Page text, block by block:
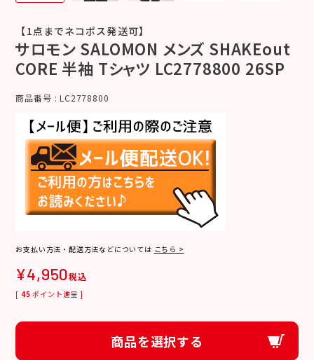
【1点までネコポス発送可】
サロモン SALOMON メンズ SHAKEout
CORE 半袖 Tシャツ LC2778800 26SP
商品番号 LC2778800
お支払い方法・配送方法などについては こちら >
¥4,950税込
[ 45 ポイント進呈 ]
商品を選択する